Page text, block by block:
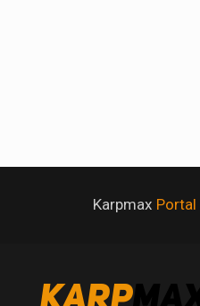
Karpmax Portal